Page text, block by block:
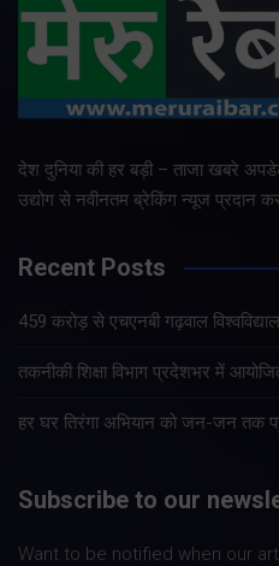
देश दुनिया की हर बड़ी – ताजा खबरे
उद्योग से नवीनतम ब्रेकिंग न्यूज प्रदान
Recent Posts
459 करोड़ से एचएनबी गढ़वाल
तकनीकी शिक्षा विभाग प्रदेशभर में
हर घर तिरंगा अभियान को जन-जन तक
Subscribe to our
Want to be notified when our